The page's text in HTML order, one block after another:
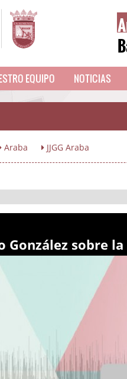
EQUIPO NOTICIAS
Araba JJGG Araba
González sobre